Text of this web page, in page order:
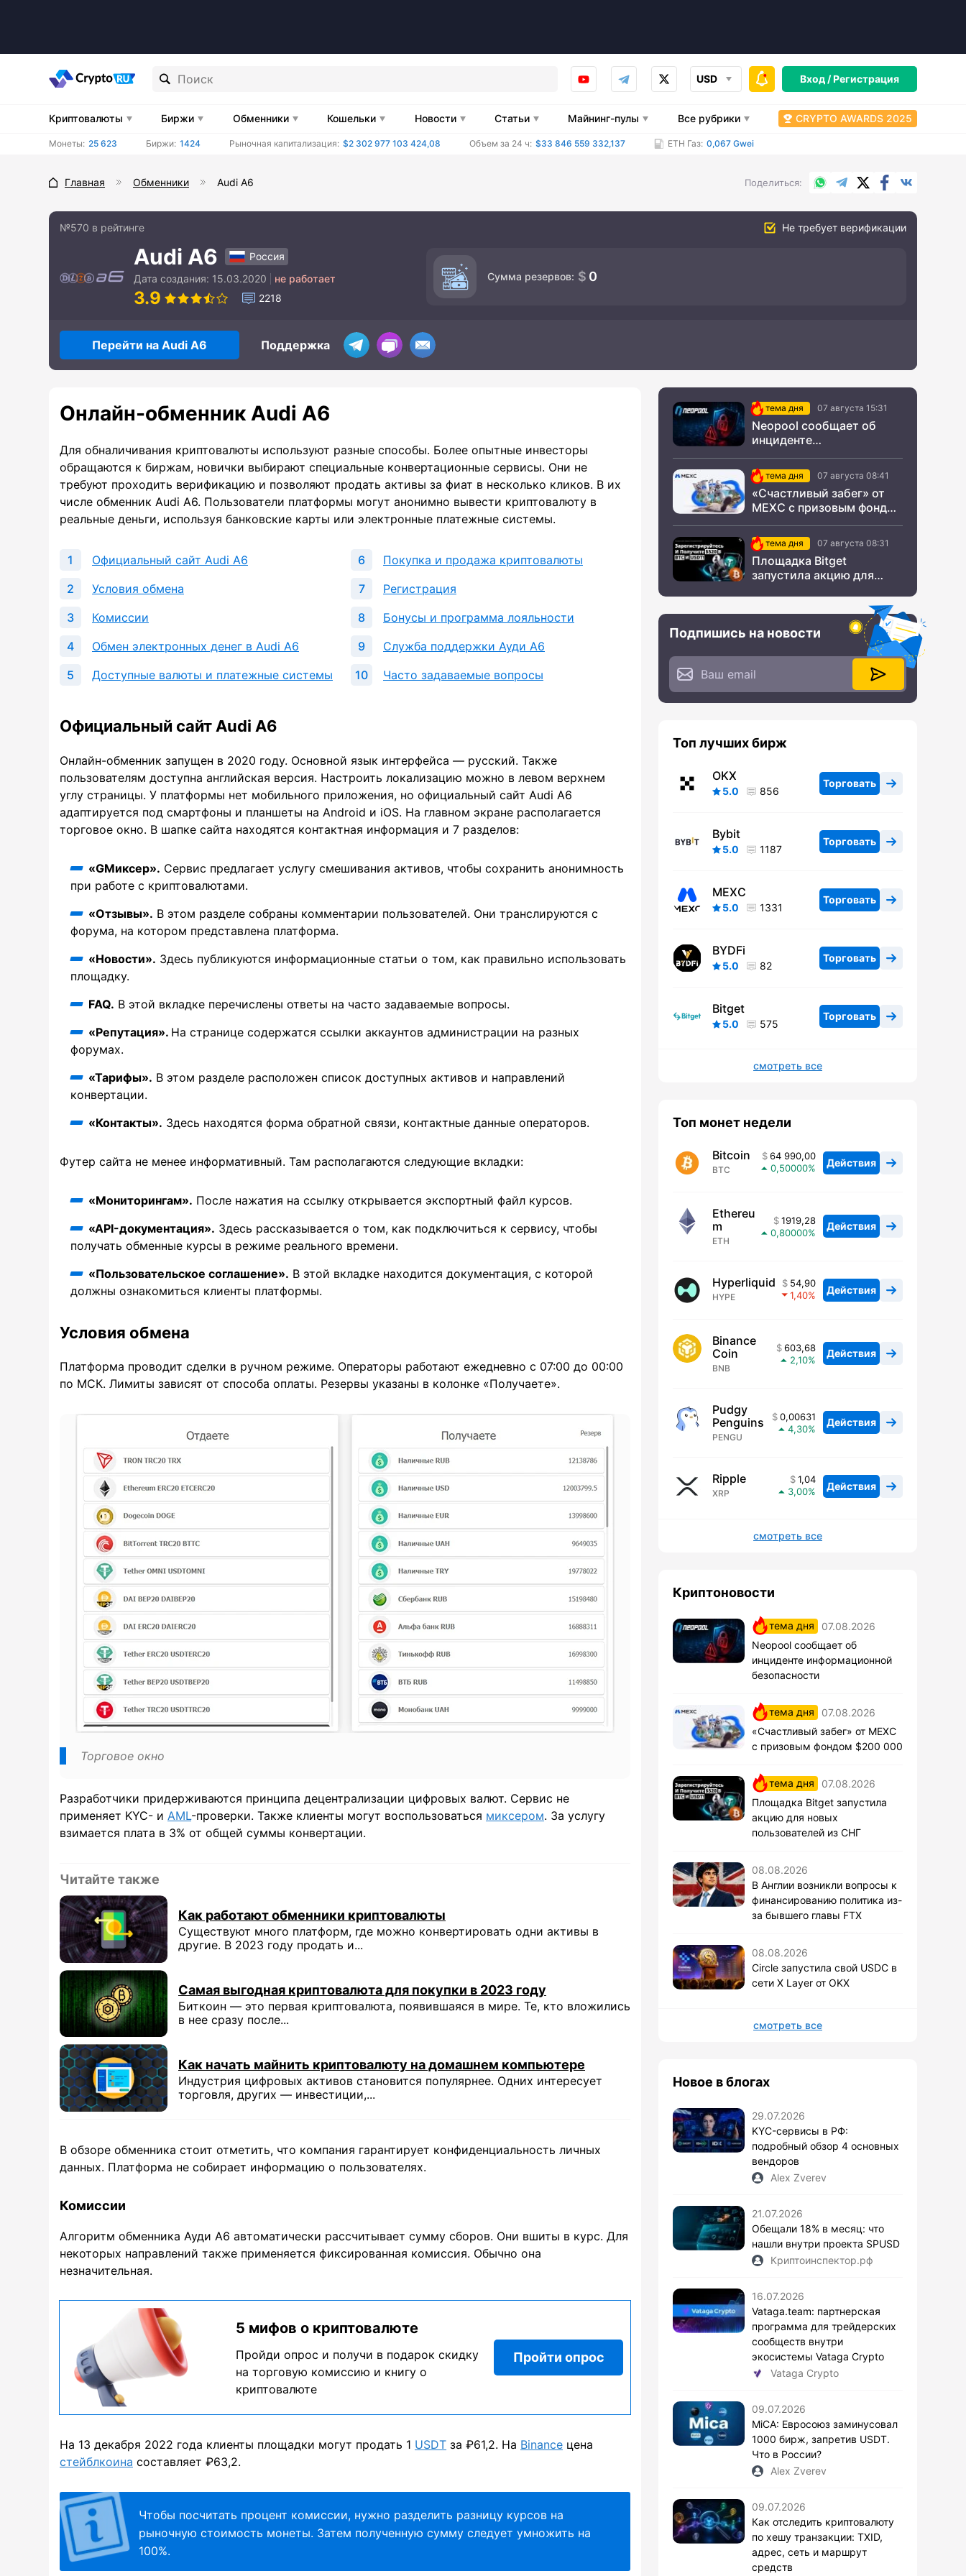
USD Вход /Регистрация
Криптовалюты Биржи Обменники Кошельки Новости Статьи Майнинг-пулы Все рубрики CRYPTO AWARDS 2025
Монеты: 25 623 Биржи: 1424 Рыночная капитализация: $2 302 977 103 424,08 Объем за 24 ч: $33 846 559 332,137 ETH Газ: 0,067 Gwei
Главная Обменники Audi A6 Поделиться WhatsApp
TelegramX.comFacebook
№570 в рейтинге Не требует верификации
Audi A6
Россия
Дата создания: 15.03.2020 не работает
3.9 2218
Сумма резервов: 0
Перейти на Audi A6 Поддержка
Онлайн-обменник Audi A6
Для обналичивания криптовалюты используют разные способы. Более опытные инвесторы
обращаются к биржам, новички выбирают специальные конвертационные сервисы. Они не
требуют проходить верификацию и позволяют продать активы за фиат в несколько кликов. В их
числе обменник Audi A6. Пользователи платформы могут анонимно вывести криптовалюту в
реальные деньги, используя банковские карты или электронные платежные системы.
Официальный сайт Audi A6
Условия обмена
Комиссии
Обмен электронных денег в Audi A6
Доступные валюты и платежные системы
Покупка и продажа криптовалюты
Регистрация
Бонусы и программа лояльности
Служба поддержки Ауди А6
Часто задаваемые вопросы
Официальный сайт Audi A6
Онлайн-обменник запущен в 2020 году. Основной язык интерфейса — русский. Также
пользователям доступна английская версия. Настроить локализацию можно в левом верхнем
углу страницы. У платформы нет мобильного приложения, но официальный сайт Audi A6
адаптируется под смартфоны и планшеты на Android и iOS. На главном экране располагается
торговое окно. В шапке сайта находятся контактная информация и 7 разделов:
«GМиксер». Сервис предлагает услугу смешивания активов, чтобы сохранить анонимность
при работе с криптовалютами.
«Отзывы». В этом разделе собраны комментарии пользователей. Они транслируются с
форума, на котором представлена платформа.
«Новости». Здесь публикуются информационные статьи о том, как правильно использовать
площадку.
FAQ. В этой вкладке перечислены ответы на часто задаваемые вопросы.
«Репутация». На странице содержатся ссылки аккаунтов администрации на разных
форумах.
«Тарифы». В этом разделе расположен список доступных активов и направлений
конвертации.
«Контакты». Здесь находятся форма обратной связи, контактные данные операторов.
Футер сайта не менее информативный. Там располагаются следующие вкладки:
«Мониторингам». После нажатия на ссылку открывается экспортный файл курсов.
«API-документация». Здесь рассказывается о том, как подключиться к сервису, чтобы
получать обменные курсы в режиме реального времени.
«Пользовательское соглашение». В этой вкладке находится документация, с которой
должны ознакомиться клиенты платформы.
Условия обмена
Платформа проводит сделки в ручном режиме. Операторы работают ежедневно с 07:00 до 00:00
по МСК. Лимиты зависят от способа оплаты. Резервы указаны в колонке «Получаете».
Торговое окно
Разработчики придерживаются принципа децентрализации цифровых валют. Сервис не
применяет KYC- и AML-проверки. Также клиенты могут воспользоваться миксером. За услугу
взимается плата в 3% от общей суммы конвертации.
Читайте также
Как работают обменники криптовалюты
Существуют много платформ, где можно конвертировать одни активы в
другие. В 2023 году продать и...
Самая выгодная криптовалюта для покупки в 2023 году
Биткоин — это первая криптовалюта, появившаяся в мире. Те, кто вложились
в нее сразу после...
Как начать майнить криптовалюту на домашнем компьютере
Индустрия цифровых активов становится популярнее. Одних интересует
торговля, других — инвестиции,...
В обзоре обменника стоит отметить, что компания гарантирует конфиденциальность личных
данных. Платформа не собирает информацию о пользователях.
Комиссии
Алгоритм обменника Ауди А6 автоматически рассчитывает сумму сборов. Они вшиты в курс. Для
некоторых направлений также применяется фиксированная комиссия. Обычно она
незначительная.
5 мифов о криптовалюте
Пройди опрос и получи в подарок скидку
на торговую комиссию и книгу о
криптовалюте
Пройти опрос
На 13 декабря 2022 года клиенты площадки могут продать 1 USDT за ₽61,2. На Binance цена
стейблкоина составляет ₽63,2.
Чтобы посчитать процент комиссии, нужно разделить разницу курсов на
рыночную стоимость монеты. Затем полученную сумму следует умножить на
100%.
тема дня 07 августа 15:31
Neopool сообщает об
инциденте
безопасности
тема дня 07 августа 08:41
«Счастливый забег» от
MEXC с призовым фондом
тема дня 07 августа 08:31
Площадка Bitget
запустила акцию для
Подпишись на новости
Топ лучших бирж
OKX
5.0 856
Торговать
Bybit
5.0 1187
Торговать
MEXC
5.0 1331
Торговать
BYDFi
5.0 82
Торговать
Bitget
5.0 575
Торговать
смотреть все
Топ монет недели
Bitcoin
BTC
64 990,00
0,50000
Действия
Ethereu
m
ETH
1919,28
0,80000
Действия
Hyperliquid
HYPE
54,90
1,40
Действия
Binance
Coin
BNB
603,68
2,10
Действия
Pudgy
Penguins
PENGU
0,00631
4,30
Действия
Ripple
XRP
1,04
3,00
Действия
смотреть все
Криптоновости
тема дня
07.08.2026
Neopool сообщает об
инциденте информационной
безопасности
тема дня
07.08.2026
«Счастливый забег» от MEXC
с призовым фондом $200 000
тема дня
07.08.2026
Площадка Bitget запустила
акцию для новых
пользователей из СНГ
08.08.2026
В Англии возникли вопросы к
финансированию политика из-
за бывшего главы FTX
08.08.2026
Circle запустила свой USDC в
сети X Layer от OKX
смотреть все
Новое в блогах
29.07.2026
KYC-сервисы в РФ:
подробный обзор 4 основных
вендоров
Alex Zverev
21.07.2026
Обещали 18% в месяц: что
нашли внутри проекта SPUSD
Криптоинспектор.рф
16.07.2026
Vataga.team: партнерская
программа для трейдерских
сообществ внутри
экосистемы Vataga Crypto
Vataga Crypto
09.07.2026
MiCA: Евросоюз заминусовал
1000 бирж, запретив USDT.
Что в России?
Alex Zverev
09.07.2026
Как отследить криптовалюту
по хешу транзакции: TXID,
адрес, сеть и маршрут
средств